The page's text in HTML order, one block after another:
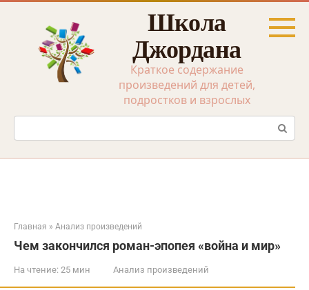
Перейти
Школа
Джордана
Краткое содержание
произведений для детей,
подростков и взрослых
Поиск:
Главная » Анализ произведений
Чем закончился роман-эпопея «война и мир»
На чтение: 25 мин Анализ произведений